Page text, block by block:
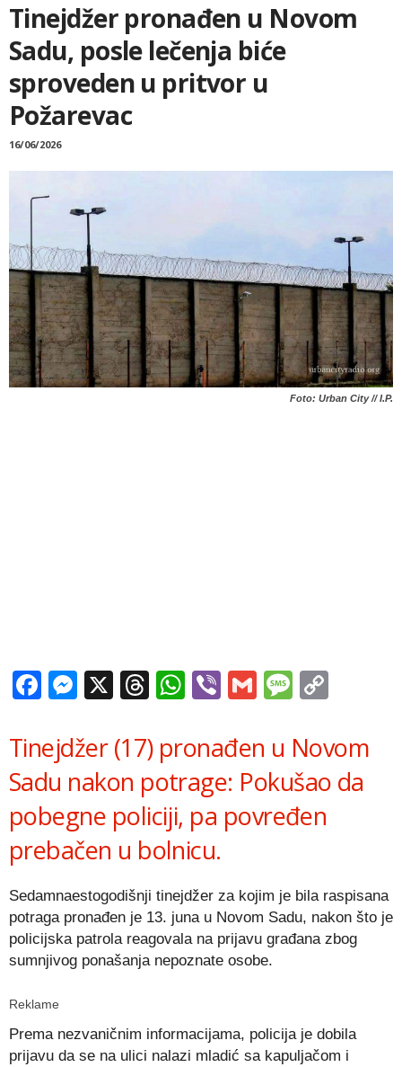
Tinejdžer pronađen u Novom
Sadu, posle lečenja biće
sproveden u pritvor u
Požarevac
16/06/2026
Foto: Urban City // I.P.
Facebook
Messenger
X Threads
WhatsApp
ViberGmail
Tinejdžer (17) pronađen u Novom
Sadu nakon potrage: Pokušao da
pobegne policiji, pa povređen
prebačen u bolnicu.
Sedamnaestogodišnji tinejdžer za kojim je bila raspisana
potraga pronađen je 13. juna u Novom Sadu, nakon što je
policijska patrola reagovala na prijavu građana zbog
sumnjivog ponašanja nepoznate osobe.
Reklame
Prema nezvaničnim informacijama, policija je dobila
prijavu da se na ulici nalazi mladić sa kapuljačom i